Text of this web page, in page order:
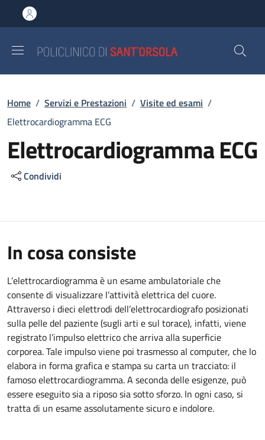
al contenuto principale
to footer content
Briciole di pane
Home / Servizi e Prestazioni / Visite ed esami /
Elettrocardiogramma ECG
Elettrocardiogramma ECG
Condividi
In cosa consiste
L’elettrocardiogramma è un esame ambulatoriale che
consente di visualizzare l’attività elettrica del cuore.
Attraverso i dieci elettrodi dell’elettrocardiografo posizionati
sulla pelle del paziente (sugli arti e sul torace), infatti, viene
registrato l’impulso elettrico che arriva alla superficie
corporea. Tale impulso viene poi trasmesso al computer, che lo
elabora in forma grafica e stampa su carta un tracciato: il
famoso elettrocardiogramma. A seconda delle esigenze, può
essere eseguito sia a riposo sia sotto sforzo. In ogni caso, si
tratta di un esame assolutamente sicuro e indolore.